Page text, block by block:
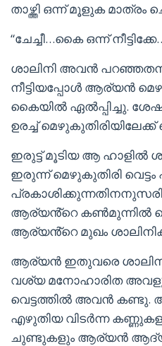
താഴ്ത്തി ഒന്ന് മൂളുക മാത്രം
“ചേച്ചീ…കൈ ഒന്ന്
ശാലിനി അവൻ
നീട്ടിയപ്പോൾ ആര്യൻ
കൈയിൽ ഏൽപ്പിച്ചു.
ഉരച്ച് മെഴുകുതിരിയിലേക്ക്
ഇരുട്ട് മൂടിയ ആ ഹാളിൽ
ഇരുന്ന് മെഴുകുതിരി
ആര്യൻ്റെ കൺമുന്നിൽ
ആര്യൻ്റെ മുഖം
ആര്യൻ ഇതുവരെ
വശ്യ മനോഹാരിത
വെട്ടത്തിൽ അവൻ കണ്ടു.
എഴുതിയ വിടർന്ന
ചുണ്ടുകളും ആര്യൻ